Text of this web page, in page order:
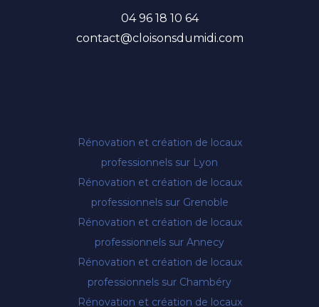
04 96 18 10 64
contact@cloisonsdumidi.com
Rénovation et création de locaux
professionnels sur Lyon
Rénovation et création de locaux
professionnels sur Grenoble
Rénovation et création de locaux
professionnels sur Annecy
Rénovation et création de locaux
professionnels sur Chambéry
Rénovation et création de locaux